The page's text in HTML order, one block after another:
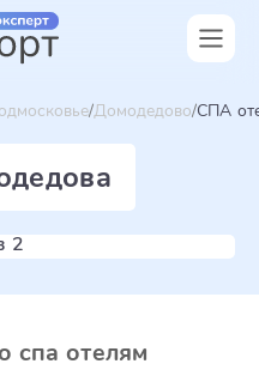
Домодедово СПА
2
спа отелям